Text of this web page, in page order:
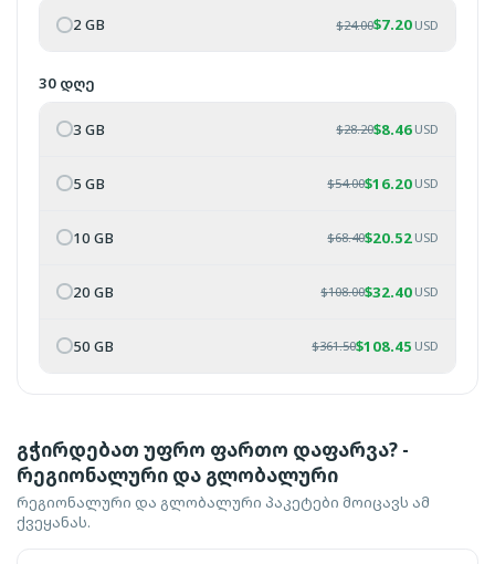
2 GB $24.00$7.20 USD
30 დღე
3 GB $28.20$8.46 USD
5 GB $54.00$16.20 USD
10 GB $68.40$20.52 USD
20 GB $108.00$32.40 USD
50 GB $361.50$108.45 USD
გჭირდებათ უფრო ფართო დაფარვა? -
რეგიონალური და გლობალური
რეგიონალური და გლობალური პაკეტები მოიცავს ამ
ქვეყანას.